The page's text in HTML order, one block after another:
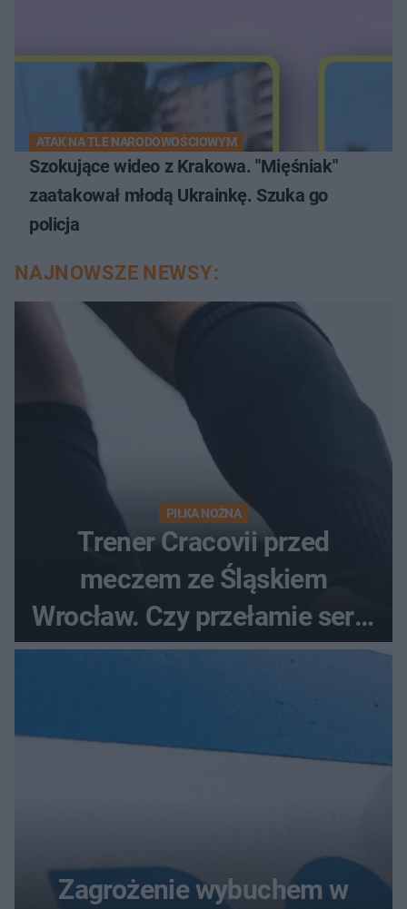
ATAK NA TLE NARODOWOŚCIOWYM
Szokujące wideo z Krakowa. "Mięśniak"
zaatakował młodą Ukrainkę. Szuka go
policja
NAJNOWSZE NEWSY:
PIŁKA NOŻNA
Trener Cracovii przed
meczem ze Śląskiem
Wrocław. Czy przełamie serię
bez wygranej?
Zagrożenie wybuchem w